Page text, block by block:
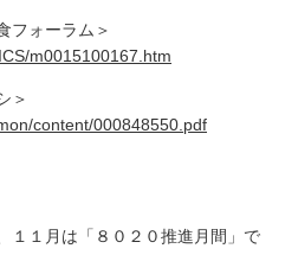
フォーラム＞
m0015100167.htm
＞
content/000848550.pdf
１１月は「８０２０推進月間」で